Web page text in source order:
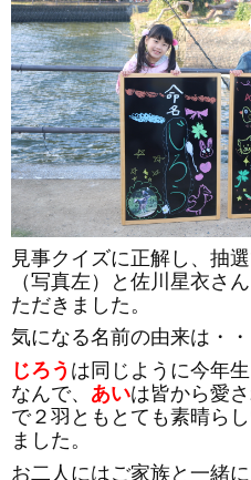
見事クイズに正解し、抽
（写真左）と佐川星衣さ
ただきました。
気になる名前の由来は・・
じろう は同じように今年
なんで、 あいは皆から愛
で２羽ともとても素晴ら
ました。
お二人にはご家族と一緒